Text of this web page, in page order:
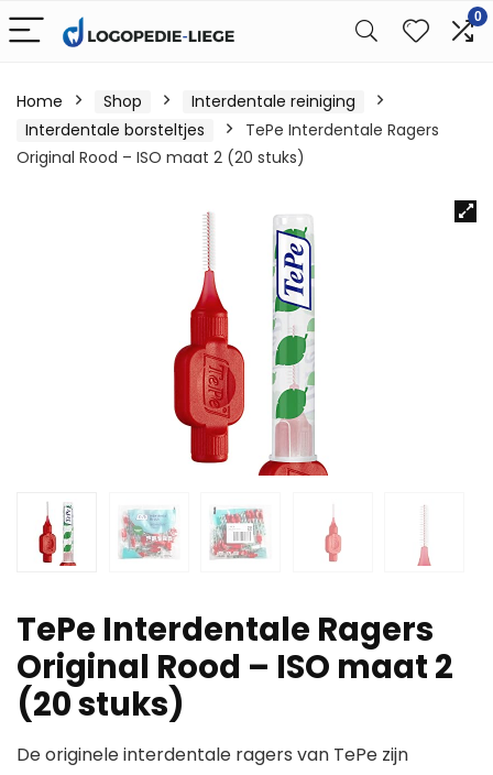
0
Home Shop
Interdentale reiniging
Interdentale borsteltjes
TePe Interdentale Ragers
Original Rood – ISO maat 2 (20 stuks)
TePe Interdentale Ragers
Original Rood – ISO maat 2
(20 stuks)
De originele interdentale ragers van TePe zijn